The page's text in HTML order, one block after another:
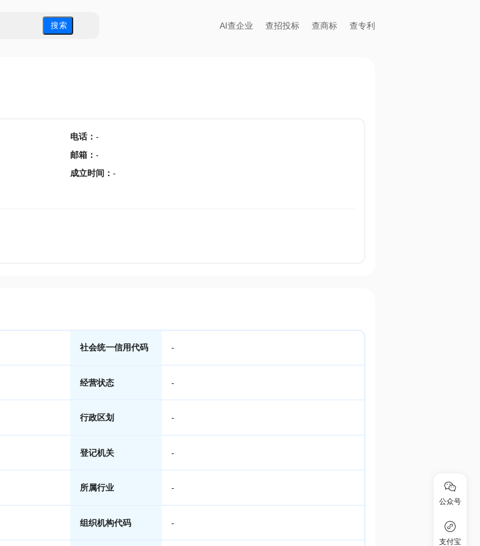
搜 索 AI查企业 查招投标 查商标 查专利
电话： -
邮箱 ： -
成立时间 ： -
社会统一信用代码 -
经营状态 -
行政区划 -
登记机关 -
所属行业 -
组织机构代码 -
公众号
支付宝